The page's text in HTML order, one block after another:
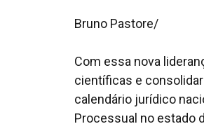
Bruno Pastore/
Com essa nova
científicas e
calendário jurídico
Processual no estado